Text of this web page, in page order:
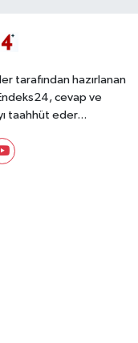
tarafından hazırlanan
cevap ve
taahhüt eder...